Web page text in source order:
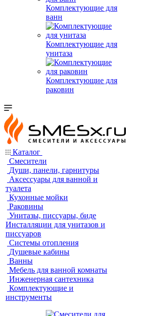
Комплектующие для
ванн
Комплектующие для
унитаза
Комплектующие для
раковин
Каталог
Смесители
Души, панели, гарнитуры
Аксессуары для ванной и
туалета
Кухонные мойки
Раковины
Унитазы, писсуары, биде
Инсталляции для унитазов и
писсуаров
Системы отопления
Душевые кабины
Ванны
Мебель для ванной комнаты
Инженерная сантехника
Комплектующие и
инструменты